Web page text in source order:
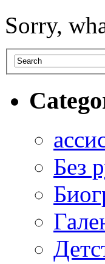
Sorry,
Без